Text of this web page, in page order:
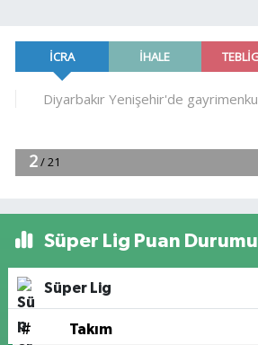
Süper Lig Puan Durumu
Süper Lig
# Takım